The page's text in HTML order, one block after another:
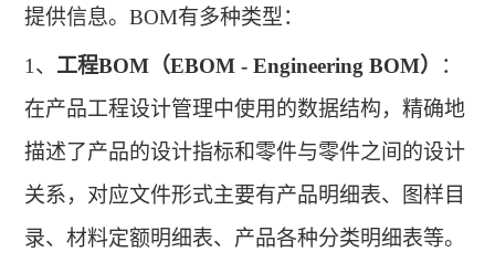
提供信息。BOM有多种类型：
1、 工程BOM（EBOM - Engineering BOM）
：
在产品工程设计管理中使用的数据结构，精确地
描述了产品的设计指标和零件与零件之间的设计
关系，对应文件形式主要有产品明细表、图样目
录、材料定额明细表、产品各种分类明细表等。